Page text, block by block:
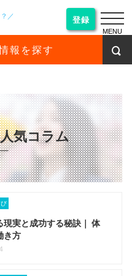
／ 登録
報を探す
気コラム
現実と成功する秘訣｜ 体
き方
MENU